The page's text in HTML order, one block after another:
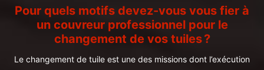
Pour quels motifs devez-vous vous fier à
un couvreur professionnel pour le
changement de vos tuiles ?
Le changement de tuile est une des missions dont l’exécution